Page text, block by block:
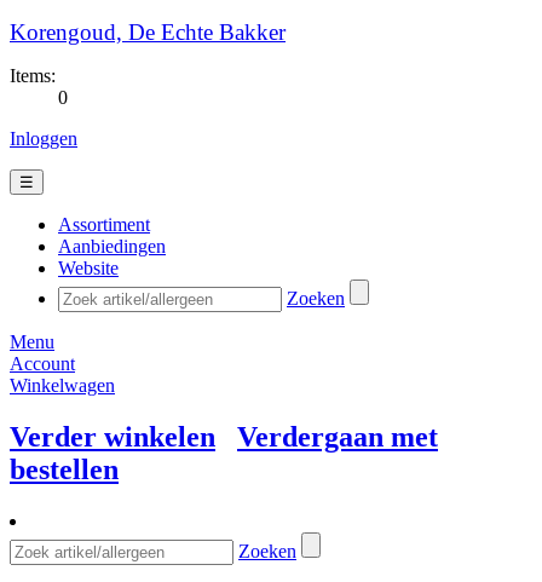
Korengoud, De Echte Bakker
Items:
0
Inloggen
☰
Assortiment
Aanbiedingen
Website
Zoeken
Menu
Account
Winkelwagen
Verder winkelen
Verdergaan met
bestellen
Zoeken